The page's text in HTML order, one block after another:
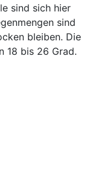
sind sich hier
sind
bleiben. Die
18 bis 26 Grad.